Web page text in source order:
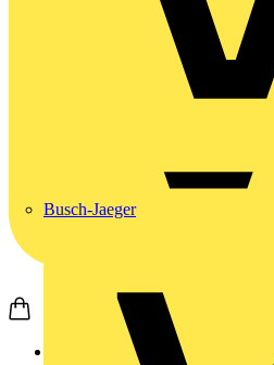
Busch-Jaeger